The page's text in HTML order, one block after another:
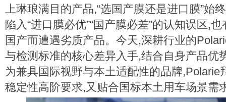
上琳琅满目的产品,“选国产膜还是进口膜”始
陷入“进口膜必优”“国产膜必差”的认知误区,
国产而遭遇劣质产品。今天,深耕行业的
与检测标准的核心差异入手,结合自身产品优
为兼具国际视野与本土适配性的品牌,Polarie
稳定性高阶要求,又贴合国标本土用车场景需